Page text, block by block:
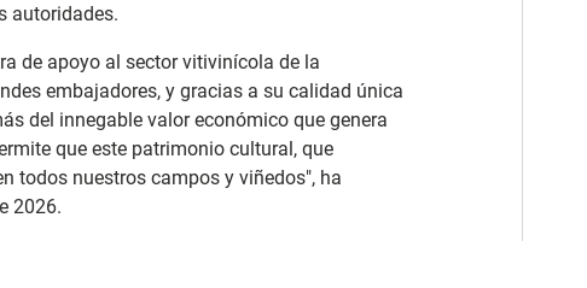
autoridades.
de apoyo al sector vitivinícola de la
embajadores, y gracias a su calidad única
del innegable valor económico que genera
que este patrimonio cultural, que
todos nuestros campos y viñedos", ha
2026.